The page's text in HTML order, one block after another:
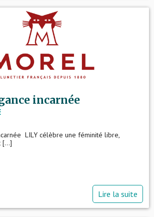
incarnée
LILY célèbre une féminité libre,
[...]
Lire la suite